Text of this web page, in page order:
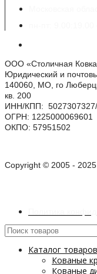
ООО «Столичная
Юридический и
140060, МО, го
кв. 200
ИНН/КПП:
ОГРН: 1225000069601
ОКПО: 57951502
Copyright © 2005 -
Каталог товаров
Кованые
Кованые